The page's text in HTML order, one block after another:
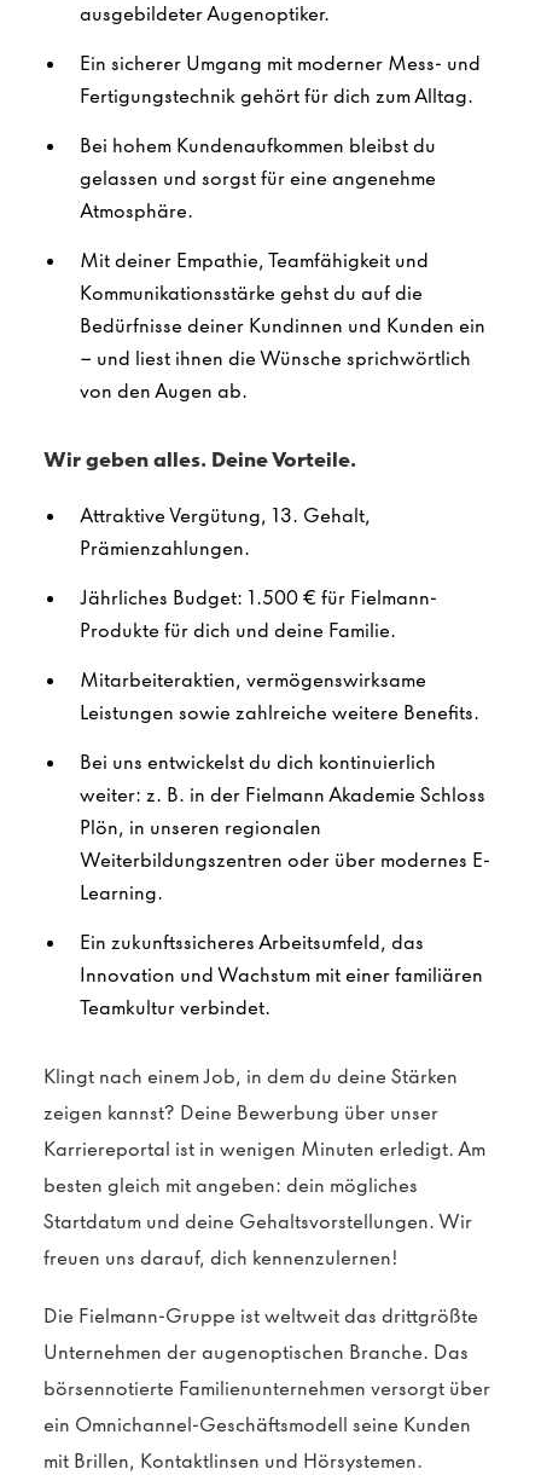
ausgebildeter Augenoptiker.
Ein sicherer Umgang mit moderner Mess- und
Fertigungstechnik gehört für dich zum Alltag.
Bei hohem Kundenaufkommen bleibst du
gelassen und sorgst für eine angenehme
Atmosphäre.
Mit deiner Empathie, Teamfähigkeit und
Kommunikationsstärke gehst du auf die
Bedürfnisse deiner Kundinnen und Kunden ein
– und liest ihnen die Wünsche sprichwörtlich
von den Augen ab.
Wir geben alles. Deine Vorteile.
Attraktive Vergütung, 13. Gehalt,
Prämienzahlungen.
Jährliches Budget: 1.500 € für Fielmann-
Produkte für dich und deine Familie.
Mitarbeiteraktien, vermögenswirksame
Leistungen sowie zahlreiche weitere Benefits.
Bei uns entwickelst du dich kontinuierlich
weiter: z. B. in der Fielmann Akademie Schloss
Plön, in unseren regionalen
Weiterbildungszentren oder über modernes E-
Learning.
Ein zukunftssicheres Arbeitsumfeld, das
Innovation und Wachstum mit einer familiären
Teamkultur verbindet.
Klingt nach einem Job, in dem du deine Stärken
zeigen kannst? Deine Bewerbung über unser
Karriereportal ist in wenigen Minuten erledigt. Am
besten gleich mit angeben: dein mögliches
Startdatum und deine Gehaltsvorstellungen. Wir
freuen uns darauf, dich kennenzulernen!
Die Fielmann-Gruppe ist weltweit das drittgrößte
Unternehmen der augenoptischen Branche. Das
börsennotierte Familienunternehmen versorgt über
ein Omnichannel-Geschäftsmodell seine Kunden
mit Brillen, Kontaktlinsen und Hörsystemen.